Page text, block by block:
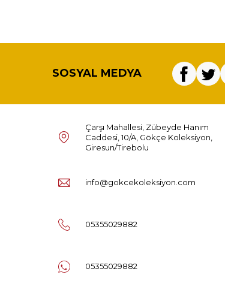
SOSYAL MEDYA
Çarşı Mahallesi, Zübeyde Hanım
Caddesi, 10/A, Gökçe Koleksiyon,
Giresun/Tirebolu
info@gokcekoleksiyon.com
05355029882
05355029882